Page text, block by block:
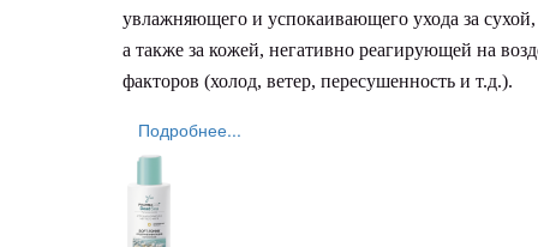
увлажняющего и успокаивающего ухода за
а также за кожей, негативно реагирующей на
факторов (холод, ветер, пересушенность и т.д.).
Подробнее...